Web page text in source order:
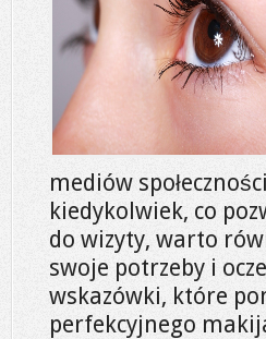
mediów
kiedykolwiek, co
do wizyty, warto
swoje potrzeby i
wskazówki, które
perfekcyjnego